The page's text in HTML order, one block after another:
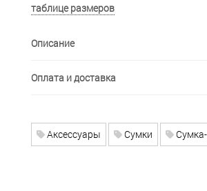
таблице размеров
Описание
Оплата и доставка
Аксессуары Сумки